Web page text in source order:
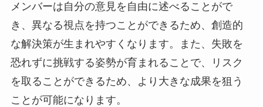
メンバーは自分の意見を自由に述べることがで
き、異なる視点を持つことができるため、創造的
な解決策が生まれやすくなります。また、失敗を
恐れずに挑戦する姿勢が育まれることで、リスク
を取ることができるため、より大きな成果を狙う
ことが可能になります。